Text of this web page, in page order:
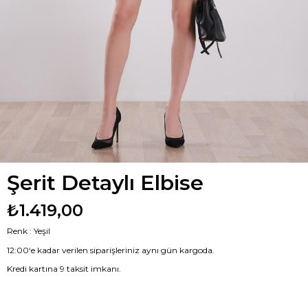
Şerit Detaylı Elbise
₺1.419,00
Renk : Yeşil
12:00‘e kadar verilen siparişleriniz aynı gün kargoda.
Kredi kartına 9 taksit imkanı.